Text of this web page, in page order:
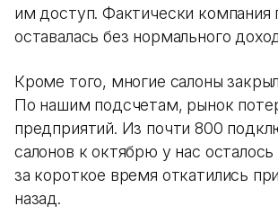
им доступ. Фактически компания
оставалась без нормального
Кроме того, многие салоны
По нашим подсчетам, рынок
предприятий. Из почти 800
салонов к октябрю у нас
за короткое время откатились
назад.